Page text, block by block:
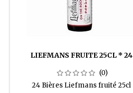
LIEFMANS FRUITE 25CL * 24
(0)
24 Bières Liefmans fruité 25cl